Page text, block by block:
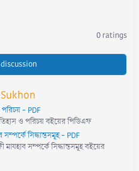
0 ratings
পরিচয় - PDF
ও পরিচয় বইয়ের পিডিএফ
সম্পর্কে সিদ্ধান্তসমূহ - PDF
সম্পর্কে সিদ্ধান্তসমূহ বইয়ের